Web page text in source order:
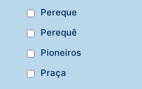
Pereque
Perequê
Pioneiros
Praça